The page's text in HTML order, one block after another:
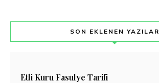
SON EKLENEN YAZILAR
Etli Kuru Fasulye Tarifi